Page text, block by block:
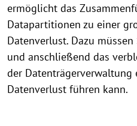
ermöglicht das
Datapartitionen zu einer
Datenverlust. Dazu
und anschließend das
der Datenträgerverwaltung
Datenverlust führen kann.